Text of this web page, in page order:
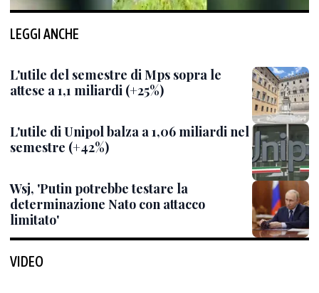
LEGGI ANCHE
L'utile del semestre di Mps sopra le
attese a 1,1 miliardi (+25%)
L'utile di Unipol balza a 1,06 miliardi nel
semestre (+42%)
Wsj, 'Putin potrebbe testare la
determinazione Nato con attacco
limitato'
VIDEO